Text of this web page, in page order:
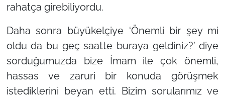
rahatça girebiliyordu.
Daha sonra büyükelçiye ‘Önemli bir şey mi
oldu da bu geç saatte buraya geldiniz?’ diye
sorduğumuzda bize İmam ile çok önemli,
hassas ve zaruri bir konuda görüşmek
istediklerini beyan etti. Bizim sorularımız ve